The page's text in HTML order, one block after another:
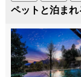
ペットと泊まれ